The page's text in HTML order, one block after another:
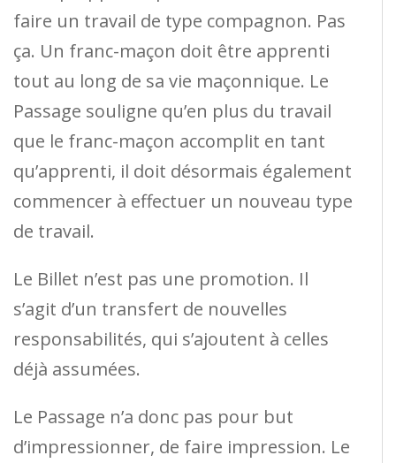
faire un travail de type compagnon. Pas
ça. Un franc-maçon doit être apprenti
tout au long de sa vie maçonnique. Le
Passage souligne qu’en plus du travail
que le franc-maçon accomplit en tant
qu’apprenti, il doit désormais également
commencer à effectuer un nouveau type
de travail.
Le Billet n’est pas une promotion. Il
s’agit d’un transfert de nouvelles
responsabilités, qui s’ajoutent à celles
déjà assumées.
Le Passage n’a donc pas pour but
d’impressionner, de faire impression. Le